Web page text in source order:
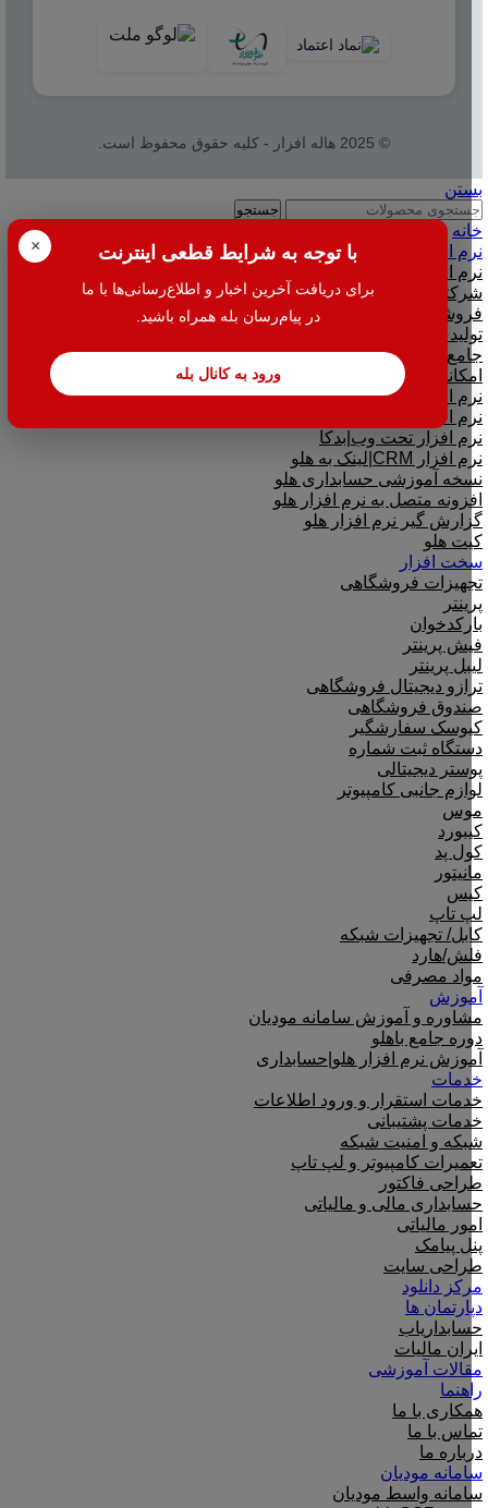
× با توجه به شرایط قطعی اینترنت
برای دریافت آخرین اخبار و اطلاع‌رسانی‌ها با ما
در پیام‌رسان بله همراه باشید.
ورود به کانال بله
© 2025 هاله افزار - کلیه حقوق محفوظ است.
بستن
جستجو
خانه
نرم افزار
نرم افزار حسابداری هلو
شرکتی
فروشگاهی
تولیدی
جامع و صنعتی
امکانات افزودنی ( کیت های عمومی )
نرم افزار حسابداری اسپاد
نرم افزارهای مشاغل
نرم افزار تحت وب|بدکا
نرم افزار CRM|لینک به هلو
نسخه آموزشی حسابداری هلو
افزونه متصل به نرم افزار هلو
گزارش گیر نرم افزار هلو
کیت هلو
سخت افزار
تجهیزات فروشگاهی
پرینتر
بارکدخوان
فیش پرینتر
لیبل پرینتر
ترازو دیجیتال فروشگاهی
صندوق فروشگاهی
کیوسک سفارشگیر
دستگاه ثبت شماره
پوستر دیجیتالی
لوازم جانبی کامپیوتر
موس
کیبورد
کول پد
مانیتور
کیس
لپ تاپ
کابل/ تجهیزات شبکه
فلش/هارد
مواد مصرفی
آموزش
مشاوره و آموزش سامانه مودیان
دوره جامع باهلو
آموزش نرم افزار هلو|حسابداری
خدمات
خدمات استقرار و ورود اطلاعات
خدمات پشتیبانی
شبکه و امنیت شبکه
تعمیرات کامپیوتر و لپ تاپ
طراحی فاکتور
حسابداری مالی و مالیاتی
امور مالیاتی
پنل پیامک
طراحی سایت
مرکز دانلود
دپارتمان ها
حسابداریاب
ایران مالیات
مقالات آموزشی
راهنما
همکاری با ما
تماس با ما
درباره ما
سامانه مودیان
سامانه واسط مودیان